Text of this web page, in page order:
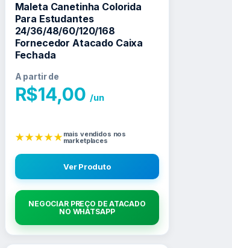
Maleta Canetinha Colorida
Para Estudantes
24/36/48/60/120/168
Fornecedor Atacado Caixa
Fechada
A partir de
R$14,00 /un
★★★★★mais vendidos nos
marketplaces
Ver Produto
NEGOCIAR PREÇO DE ATACADO
NO WHATSAPP